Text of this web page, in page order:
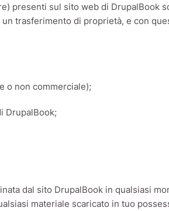
presenti sul sito web di DrupalBook
trasferimento di proprietà, e con
o non commerciale);
DrupalBook;
dal sito DrupalBook in qualsiasi
materiale scaricato in tuo